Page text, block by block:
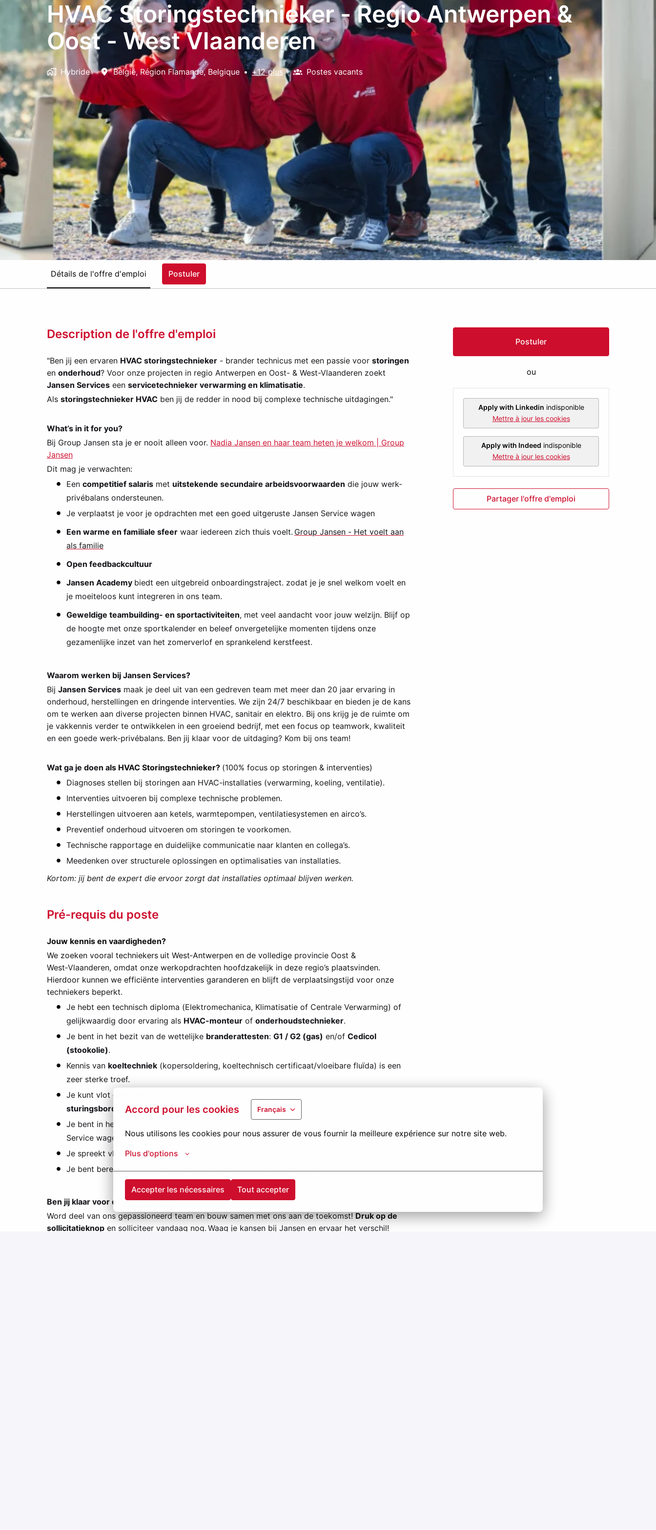
Accord pour les cookies Français
Nous utilisons les cookies pour nous assurer de vous fournir la meilleure expérience sur notre site web.
Plus d'options
Accepter les nécessaires Tout accepter
HVAC Storingstechnieker - Regio Antwerpen &
Oost - West Vlaanderen
Hybride België, Région Flamande, Belgique • +12 plus Postes vacants
Détails de l'offre d'emploi Postuler
Description de l'offre d'emploi
"Ben jij een ervaren HVAC storingstechnieker - brander technicus met een passie voor storingen
en onderhoud? Voor onze projecten in regio Antwerpen en Oost- & West-Vlaanderen zoekt
Jansen Services een servicetechnieker verwarming en klimatisatie.
Als storingstechnieker HVAC ben jij de redder in nood bij complexe technische uitdagingen."
What’s in it for you?
Bij Group Jansen sta je er nooit alleen voor. Nadia Jansen en haar team heten je welkom | Group
Jansen
Dit mag je verwachten:
Een competitief salaris met uitstekende secundaire arbeidsvoorwaarden die jouw werk-
privébalans ondersteunen.
Je verplaatst je voor je opdrachten met een goed uitgeruste Jansen Service wagen
Een warme en familiale sfeer waar iedereen zich thuis voelt. Group Jansen - Het voelt aan
als familie
Open feedbackcultuur
Jansen Academy biedt een uitgebreid onboardingstraject. zodat je je snel welkom voelt en
je moeiteloos kunt integreren in ons team.
Geweldige teambuilding- en sportactiviteiten, met veel aandacht voor jouw welzijn. Blijf op
de hoogte met onze sportkalender en beleef onvergetelijke momenten tijdens onze
gezamenlijke inzet van het zomerverlof en sprankelend kerstfeest.
Waarom werken bij Jansen Services?
Bij Jansen Services maak je deel uit van een gedreven team met meer dan 20 jaar ervaring in
onderhoud, herstellingen en dringende interventies. We zijn 24/7 beschikbaar en bieden je de kans
om te werken aan diverse projecten binnen HVAC, sanitair en elektro. Bij ons krijg je de ruimte om
je vakkennis verder te ontwikkelen in een groeiend bedrijf, met een focus op teamwork, kwaliteit
en een goede werk-privébalans. Ben jij klaar voor de uitdaging? Kom bij ons team!
Wat ga je doen als HVAC Storingstechnieker? (100% focus op storingen & interventies)
Diagnoses stellen bij storingen aan HVAC-installaties (verwarming, koeling, ventilatie).
Interventies uitvoeren bij complexe technische problemen.
Herstellingen uitvoeren aan ketels, warmtepompen, ventilatiesystemen en airco’s.
Preventief onderhoud uitvoeren om storingen te voorkomen.
Technische rapportage en duidelijke communicatie naar klanten en collega’s.
Meedenken over structurele oplossingen en optimalisaties van installaties.
Kortom: jij bent de expert die ervoor zorgt dat installaties optimaal blijven werken.
Pré-requis du poste
Jouw kennis en vaardigheden?
We zoeken vooral techniekers uit West‑Antwerpen en de volledige provincie Oost &
West‑Vlaanderen, omdat onze werkopdrachten hoofdzakelijk in deze regio’s plaatsvinden.
Hierdoor kunnen we efficiënte interventies garanderen en blijft de verplaatsingstijd voor onze
techniekers beperkt.
Je hebt een technisch diploma (Elektromechanica, Klimatisatie of Centrale Verwarming) of
gelijkwaardig door ervaring als HVAC-monteur of onderhoudstechnieker.
Je bent in het bezit van de wettelijke branderattesten: G1 / G2 (gas) en/of Cedicol
(stookolie).
Kennis van koeltechniek (kopersoldering, koeltechnisch certificaat/vloeibare fluïda) is een
zeer sterke troef.
Je kunt vlot elektrische schema's lezen
sturingsbordenenklimaatregelingen (BMS/GBS)
Je bent in het bezit van een
Service wagen
Je spreekt vlot Nederlands.
Je bent bereid om te werken in een wachtdienst met beurtrolsysteem
Ben jij klaar voor deze uitdaging?
Word deel van ons gepassioneerd team en bouw samen met ons aan de toekomst!Druk op de
sollicitatieknop en solliciteer vandaag nog. Waag je kansen bij Jansen en ervaar het verschil!
Postuler
ou
Apply with Linkedin indisponible
Mettre à jour les cookies
Apply with Indeed indisponible
Mettre à jour les cookies
Partager l'offre d'emploi